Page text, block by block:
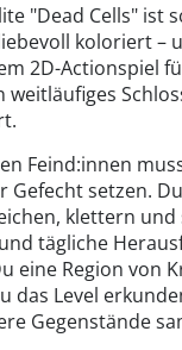
"Dead Cells" ist
koloriert –
2D-Actionspiel
Feind:innen
Gefecht setzen.
klettern und
tägliche
eine Region von
das Level
Gegenstände